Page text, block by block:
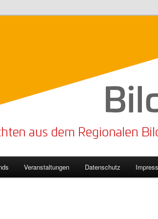
Veranstaltungen Datenschutz